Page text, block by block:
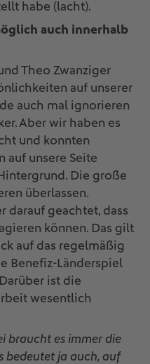
habe (lacht).
auch innerhalb
Theo Zwanziger
auf unserer
auch mal ignorieren
Aber wir haben es
und konnten
auf unsere Seite
Die große
überlassen.
darauf geachtet, dass
können. Das gilt
auf das regelmäßig
Benefiz-Länderspiel
ist die
wesentlich
braucht es immer die
bedeutet ja auch, auf